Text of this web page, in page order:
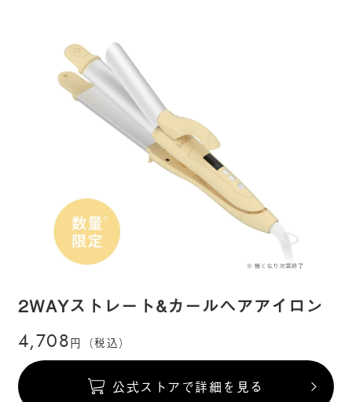
2WAYストレート&カールヘアアイロン
4,708円（税込）
公式ストアで詳細を見る